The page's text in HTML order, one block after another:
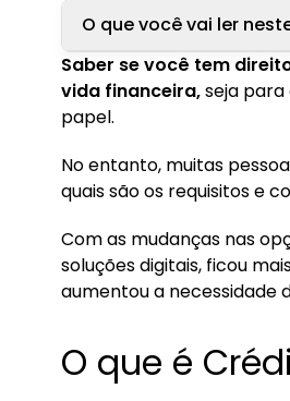
O que você vai ler
1. O que é Crédito do
1.1. Quem tem direito
2. Requisitos para
2.1. Score de crédito é
3. Qual a taxa de juros
4. Como contratar o
Saber se você tem
vida financeira,seja
papel.
No entanto, muitas
quais são os requisitos e
Com as mudanças nas
soluções digitais, ficou
aumentou a necessidade
O que é